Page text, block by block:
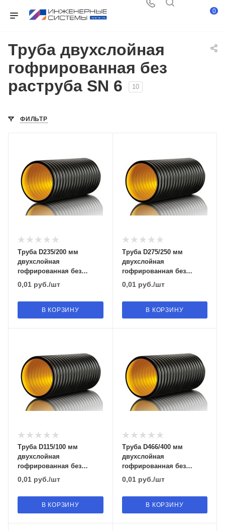
0
Труба двухслойная
гофрированная без
раструба SN 6
10
ФИЛЬТР
Труба D235/200 мм
двухслойная
гофрированная без
раструба с муфтой и
уплотнительным
0,01 руб./шт
В КОРЗИНУ
Труба D275/250 мм
двухслойная
гофрированная без
раструба с муфтой и
уплотнительным
0,01руб./шт
В КОРЗИНУ
Труба D115/100 мм
двухслойная
гофрированная без
раструба SN 6
0,01 руб./шт
В КОРЗИНУ
Труба D466/400 мм
двухслойная
гофрированная без
раструба с муфтой и
уплотнительным
кольцом SN6
0,01руб./шт
В КОРЗИНУ